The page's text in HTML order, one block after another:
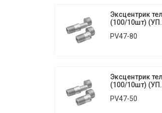
Эксцентрик
(100/10шт)
PV47-80
Эксцентрик
(100/10шт)
PV47-50